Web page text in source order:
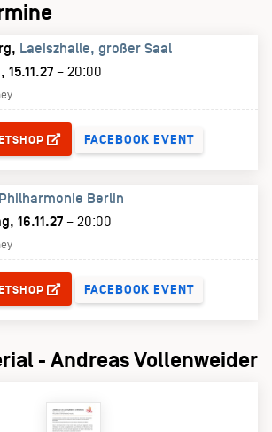
Laeiszhalle, großer Saal
15.11.27 – 20:00
FACEBOOK EVENT
Philharmonie Berlin
16.11.27 – 20:00
FACEBOOK EVENT
- Andreas Vollenweider